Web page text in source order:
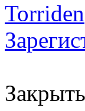
Torriden
Закрыть